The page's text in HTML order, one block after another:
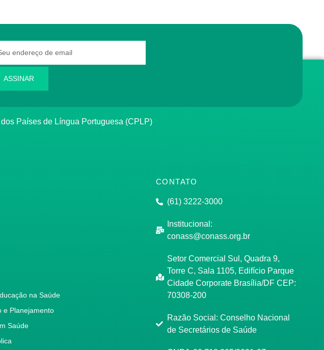
ASSINAR
dos Países de Língua Portuguesa (CPLP)
na Saúde
e Planejamento
Saúde
CONTATO
(61) 3222-3000
Institucional:
conass@conass.org.br
Setor Comercial Sul, Quadra 9,
Torre C, Sala 1105, Edifício Parque
Cidade Corporate Brasília/DF CEP:
70308-200
Razão Social: Conselho Nacional
de Secretários de Saúde